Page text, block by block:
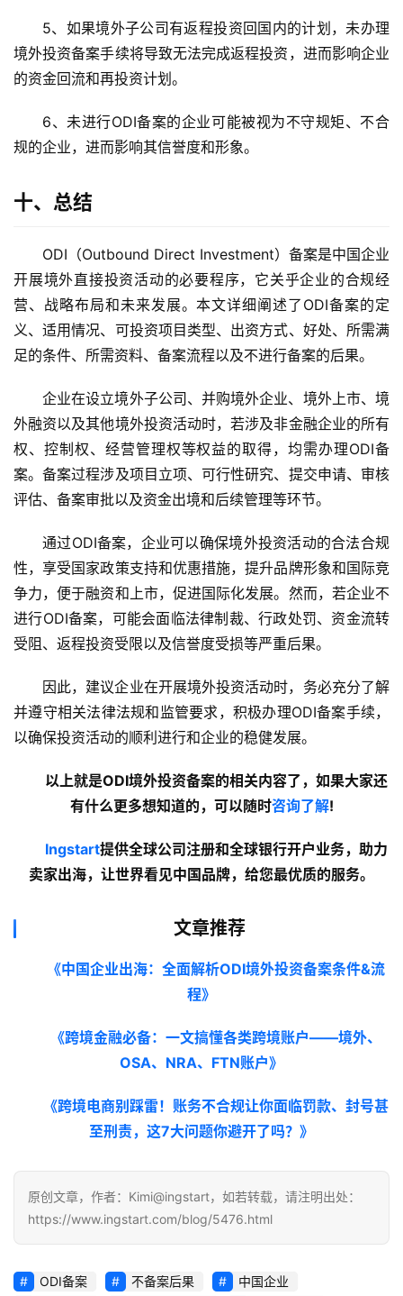
5、如果境外子公司有返程投资回国内的计划，未办理
境外投资备案手续将导致无法完成返程投资，进而影响企业
的资金回流和再投资计划。
6、未进行ODI备案的企业可能被视为不守规矩、不合
规的企业，进而影响其信誉度和形象。
十、总结
ODI（Outbound Direct Investment）备案是中国企业
开展境外直接投资活动的必要程序，它关乎企业的合规经
营、战略布局和未来发展。本文详细阐述了ODI备案的定
义、适用情况、可投资项目类型、出资方式、好处、所需满
足的条件、所需资料、备案流程以及不进行备案的后果。
企业在设立境外子公司、并购境外企业、境外上市、境
外融资以及其他境外投资活动时，若涉及非金融企业的所有
权、控制权、经营管理权等权益的取得，均需办理ODI备
案。备案过程涉及项目立项、可行性研究、提交申请、审核
评估、备案审批以及资金出境和后续管理等环节。
通过ODI备案，企业可以确保境外投资活动的合法合规
性，享受国家政策支持和优惠措施，提升品牌形象和国际竞
争力，便于融资和上市，促进国际化发展。然而，若企业不
进行ODI备案，可能会面临法律制裁、行政处罚、资金流转
受阻、返程投资受限以及信誉度受损等严重后果。
因此，建议企业在开展境外投资活动时，务必充分了解
并遵守相关法律法规和监管要求，积极办理ODI备案手续，
以确保投资活动的顺利进行和企业的稳健发展。
以上就是ODI境外投资备案的相关内容了，如果大家还
有什么更多想知道的，可以随时咨询了解!
Ingstart提供全球公司注册和全球银行开户业务，助力
卖家出海，让世界看见中国品牌，给您最优质的服务。
文章推荐
《中国企业出海：全面解析ODI境外投资备案条件&流
程》
《跨境金融必备：一文搞懂各类跨境账户——境外、
OSA、NRA、FTN账户》
《跨境电商别踩雷！账务不合规让你面临罚款、封号甚
至刑责，这7大问题你避开了吗？》
原创文章，作者：Kimi@ingstart，如若转载，请注明出处：
https://www.ingstart.com/blog/5476.html
ODI备案 不备案后果
中国企业